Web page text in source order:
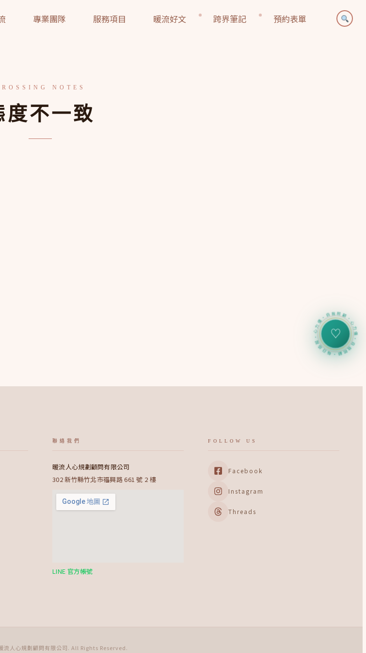
專業團隊 服務項目 暖流好文 跨界筆記 預約表單
度不一致
心理發展的影響
[…]
聯絡我們
暖流人心規劃顧問有限公司
302 新竹縣竹北市福興路 661 號 2 樓
LINE 官方帳號
FOLLOW US
Facebook
Instagram
Threads
人心規劃顧問有限公司. All Rights Reserved.
心力儀・自我照顧・每日追蹤・心力儀・自我
♡